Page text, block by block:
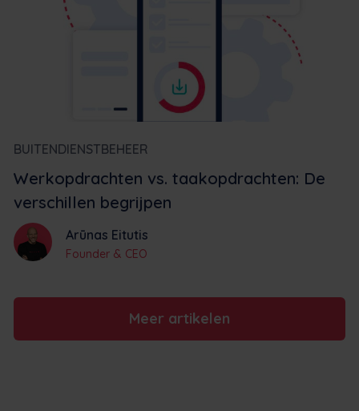
BUITENDIENSTBEHEER
Werkopdrachten vs. taakopdrachten: De
verschillen begrijpen
Arūnas Eitutis
Founder & CEO
Meer artikelen